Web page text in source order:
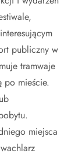
publiczny w
tramwaje
po mieście.
miejsca